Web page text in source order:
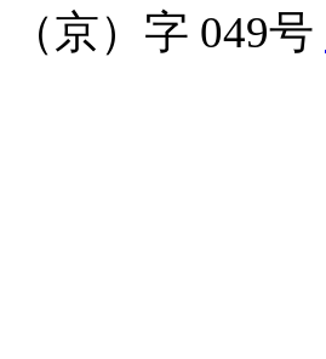
（京）字 049号